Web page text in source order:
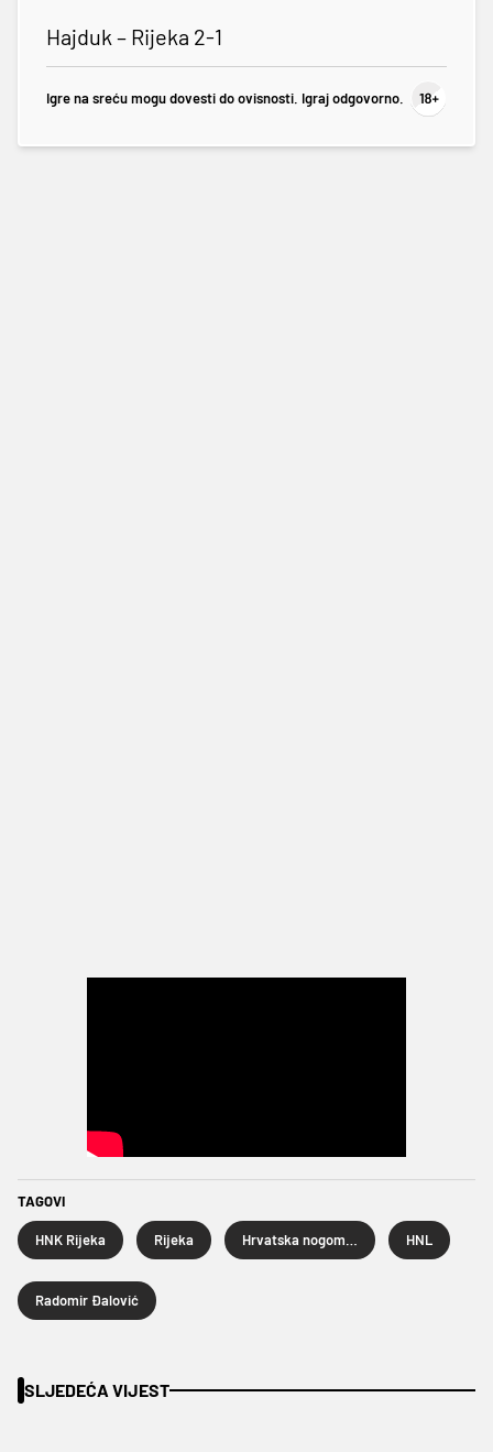
Hajduk – Rijeka 2-1
Igre na sreću mogu dovesti do ovisnosti. Igraj odgovorno.
TAGOVI
HNK Rijeka Rijeka HNL
Radomir Đalović
SLJEDEĆA VIJEST